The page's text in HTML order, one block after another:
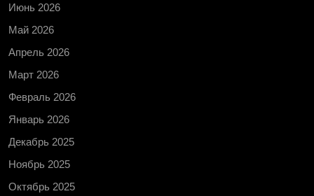
Июнь 2026
Май 2026
Апрель 2026
Март 2026
Февраль 2026
Январь 2026
Декабрь 2025
Ноябрь 2025
Октябрь 2025